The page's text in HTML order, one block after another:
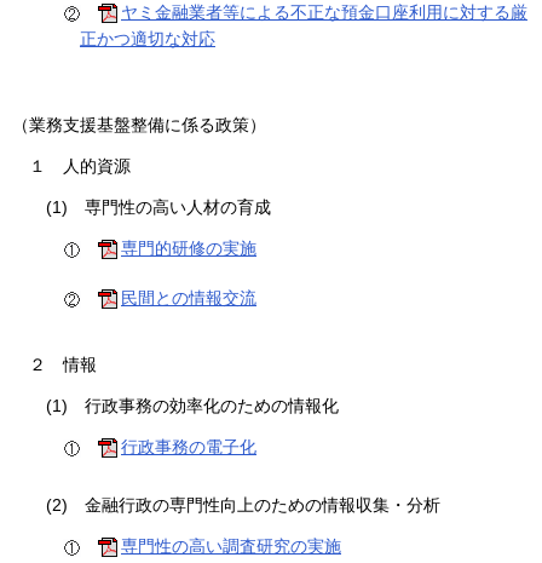
ヤミ金融業者等による不正な預金口座利用に対する厳
正かつ適切な対応
（業務支援基盤整備に係る政策）
１ 人的資源
(1) 専門性の高い人材の育成
専門的研修の実施
民間との情報交流
２ 情報
(1) 行政事務の効率化のための情報化
行政事務の電子化
(2) 金融行政の専門性向上のための情報収集・分析
専門性の高い調査研究の実施